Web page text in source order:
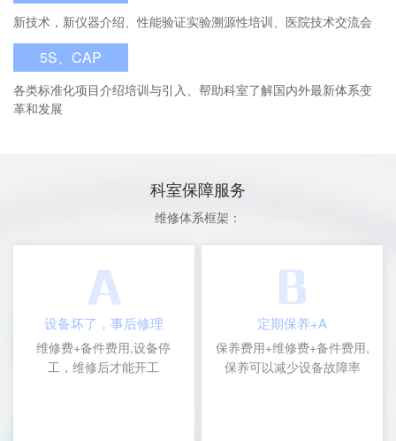
新技术，新仪器介绍、性能验证实验溯源性培训、医院技术交流会
5S、CAP
各类标准化项目介绍培训与引入、帮助科室了解国内外最新体系变
革和发展
科室保障服务
维修体系框架：
设备坏了，事后修理
维修费+备件费用,设备停
工，维修后才能开工
定期保养+A
保养费用+维修费+备件费用,
保养可以减少设备故障率